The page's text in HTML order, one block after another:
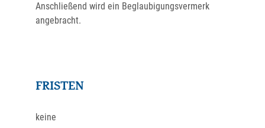
Anschließend wird ein Beglaubigungsvermerk
angebracht.
FRISTEN
keine